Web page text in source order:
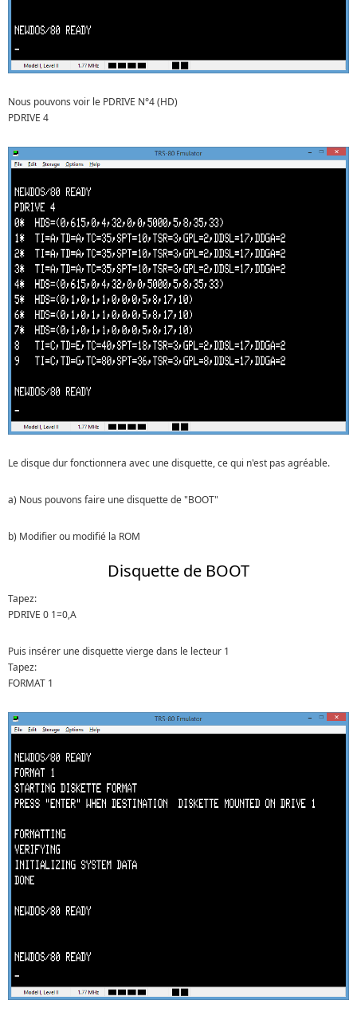
Nous pouvons voir le PDRIVE N°4 (HD)
PDRIVE 4
Le disque dur fonctionnera avec une disquette, ce qui n'est pas agréable.
a) Nous pouvons faire une disquette de "BOOT"
b) Modifier ou modifié la ROM
Disquette de BOOT
Tapez:
PDRIVE 0 1=0,A
Puis insérer une disquette vierge dans le lecteur 1
Tapez:
FORMAT 1